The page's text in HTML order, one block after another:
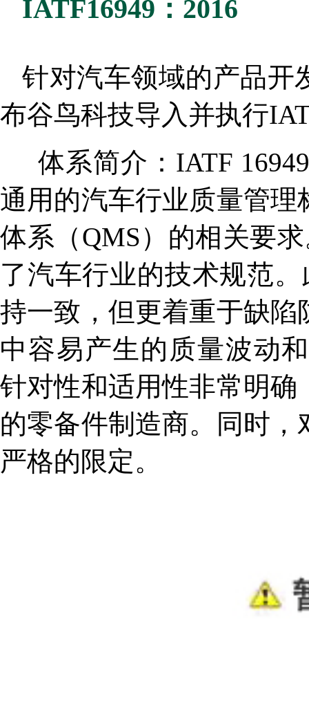
IATF16949：2016
针对汽车领域的产品开
布谷鸟科技导入并执行
体系简介：IATF
通用的汽车行业质量管
体系（QMS）的相关要
了汽车行业的技术规范
持一致，但更着重于缺
中容易产生的质量波动
针对性和适用性非常明
的零备件制造商。同时
严格的限定。